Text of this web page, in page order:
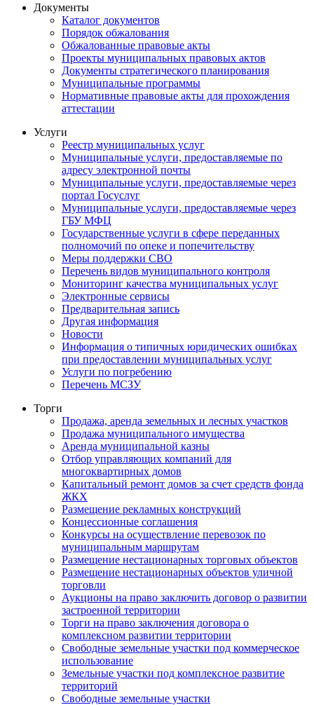
Документы
Каталог документов
Порядок обжалования
Обжалованные правовые акты
Проекты муниципальных правовых актов
Документы стратегического планирования
Муниципальные программы
Нормативные правовые акты для прохождения
аттестации
Услуги
Реестр муниципальных услуг
Муниципальные услуги, предоставляемые по
адресу электронной почты
Муниципальные услуги, предоставляемые через
портал Госуслуг
Муниципальные услуги, предоставляемые через
ГБУ МФЦ
Государственные услуги в сфере переданных
полномочий по опеке и попечительству
Меры поддержки СВО
Перечень видов муниципального контроля
Мониторинг качества муниципальных услуг
Электронные сервисы
Предварительная запись
Другая информация
Новости
Информация о типичных юридических ошибках
при предоставлении муниципальных услуг
Услуги по погребению
Перечень МСЗУ
Торги
Продажа, аренда земельных и лесных участков
Продажа муниципального имущества
Аренда муниципальной казны
Отбор управляющих компаний для
многоквартирных домов
Капитальный ремонт домов за счет средств фонда
ЖКХ
Размещение рекламных конструкций
Концессионные соглашения
Конкурсы на осуществление перевозок по
муниципальным маршрутам
Размещение нестационарных торговых объектов
Размещение нестационарных объектов уличной
торговли
Аукционы на право заключить договор о развитии
застроенной территории
Торги на право заключения договора о
комплексном развитии территории
Свободные земельные участки под коммерческое
использование
Земельные участки под комплексное развитие
территорий
Свободные земельные участки